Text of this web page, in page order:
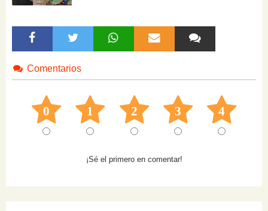
Comentarios
0 1 2 3 4
¡Sé el primero en comentar!